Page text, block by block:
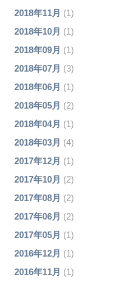
2018年11月 (1)
2018年10月 (1)
2018年09月 (1)
2018年07月 (3)
2018年06月 (1)
2018年05月 (2)
2018年04月 (1)
2018年03月 (4)
2017年12月 (1)
2017年10月 (2)
2017年08月 (2)
2017年06月 (2)
2017年05月 (1)
2016年12月 (1)
2016年11月 (1)